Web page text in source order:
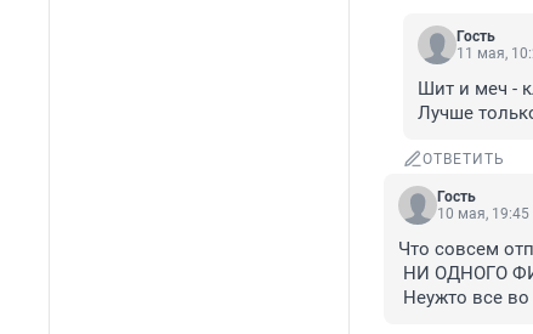
Гость
11 мая,
Шит и меч -
Лучше
ОТВЕТИТЬ
Гость
10 мая, 19:45
Что совсем
Неужто все